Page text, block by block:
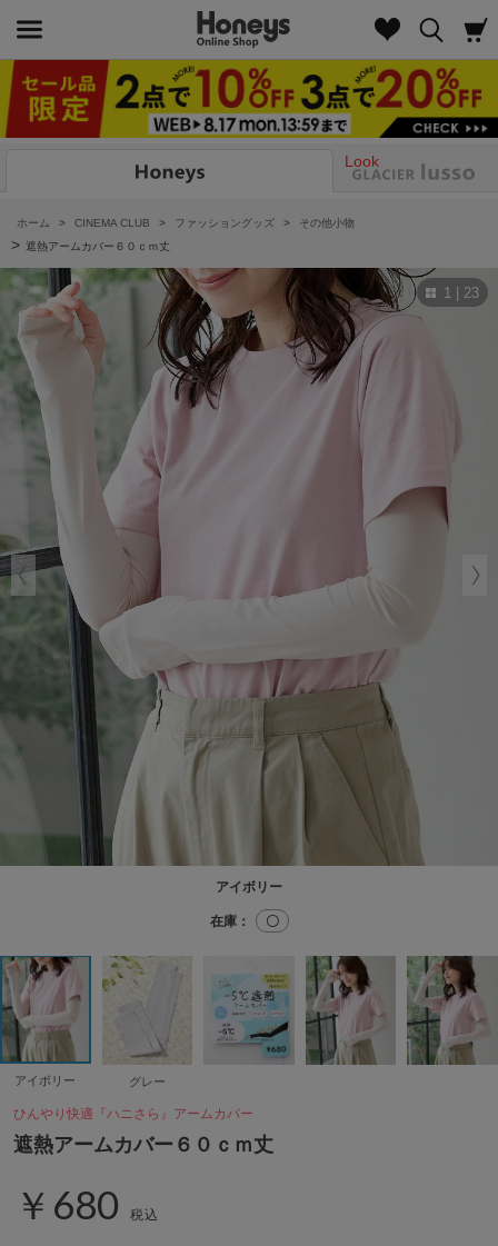
Look
ホーム > CINEMA CLUB > ファッショングッズ > その他小物
> 遮熱アームカバー６０ｃｍ丈
1 | 23
アイボリー
在庫： 〇
アイボリー グレー
ひんやり快適『ハニさら』アームカバー
遮熱アームカバー６０ｃｍ丈
￥680 税込